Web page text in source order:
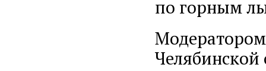
по горным
Челябинской